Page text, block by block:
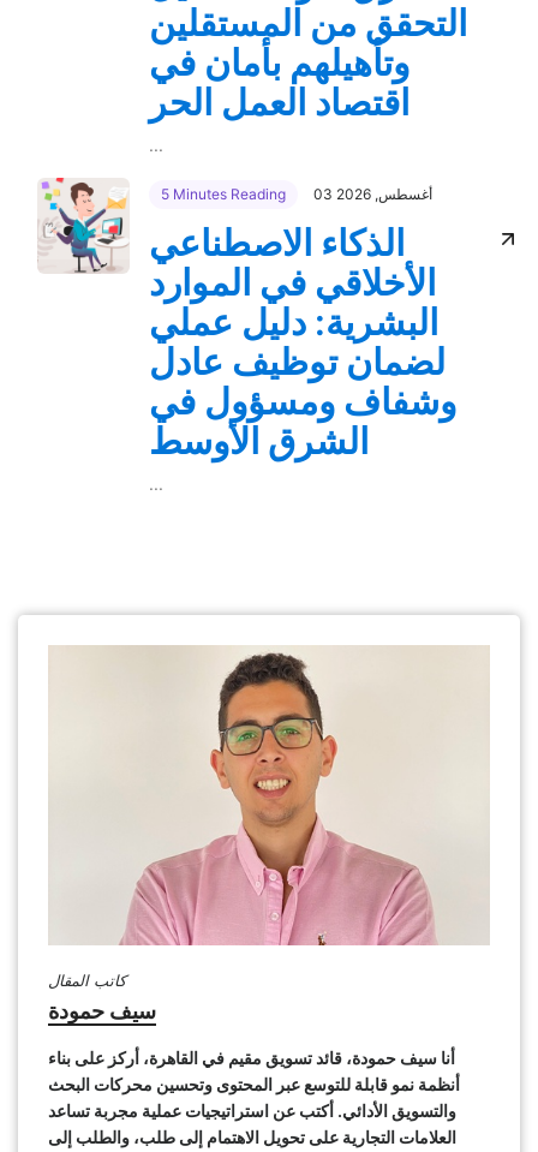
التحقق من المستقلين
وتأهيلهم بأمان في
اقتصاد العمل الحر
...
5 Minutes Reading 03 أغسطس, 2026
الذكاء الاصطناعي
الأخلاقي في الموارد
البشرية: دليل عملي
لضمان توظيف عادل
وشفاف ومسؤول في
الشرق الأوسط
...
كاتب المقال
سيف حمودة
أنا سيف حمودة، قائد تسويق مقيم في القاهرة، أركز على بناء
أنظمة نمو قابلة للتوسع عبر المحتوى وتحسين محركات البحث
والتسويق الأدائي. أكتب عن استراتيجيات عملية مجربة تساعد
العلامات التجارية على تحويل الاهتمام إلى طلب، والطلب إلى